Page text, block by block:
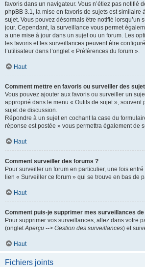
favoris dans un navigateur. Vous n’étiez pas notifié
phpBB 3.1, la mise en favoris de sujets est similaire
sujet. Vous pouvez désormais être notifié lorsqu’un
jour. Cependant, la surveillance vous permet
a une mise à jour dans un sujet ou un forum. Les
les favoris et les surveillances peuvent être
l’utilisateur dans l’onglet « Préférences du forum ».
Haut
Comment mettre en favoris ou surveiller des
Vous pouvez ajouter aux favoris ou surveiller un
approprié dans le menu « Outils de sujet », souvent
sujet de discussion.
Répondre à un sujet en cochant la case du
réponse est postée » vous permettra également de
Haut
Comment surveiller des forums ?
Pour surveiller un forum en particulier, une fois
lien « Surveiller ce forum » qui se trouve en bas de
Haut
Comment puis-je supprimer mes surveillances
Pour supprimer vos surveillances, allez dans votre
(ongletAperçu --> Gestion des surveillances) et
Haut
Fichiers joints